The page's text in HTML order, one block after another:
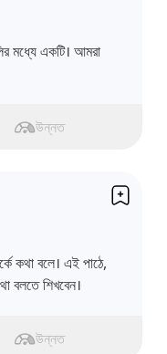
মধ্যে একটি। আমরা
উন্নত
কথা বলে। এই পাঠে,
বলতে শিখবেন।
উন্নত